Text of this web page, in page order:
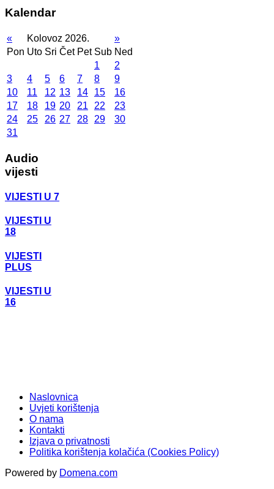
Kalendar
« Kolovoz 2026.
»
Pon Uto Sri Čet Pet Sub Ned
1
2
3
4 5 6 7 8
9
10
11 12 13 14 15
16
17
18 19 20 21 22
23
24
25 26 27 28 29
30
31
Audio
vijesti
VIJESTI U 7
VIJESTI U
18
VIJESTI
PLUS
VIJESTI U
16
Naslovnica
Uvjeti korištenja
O nama
Kontakti
Izjava o privatnosti
Politika korištenja kolačića (Cookies Policy)
Powered by Domena.com